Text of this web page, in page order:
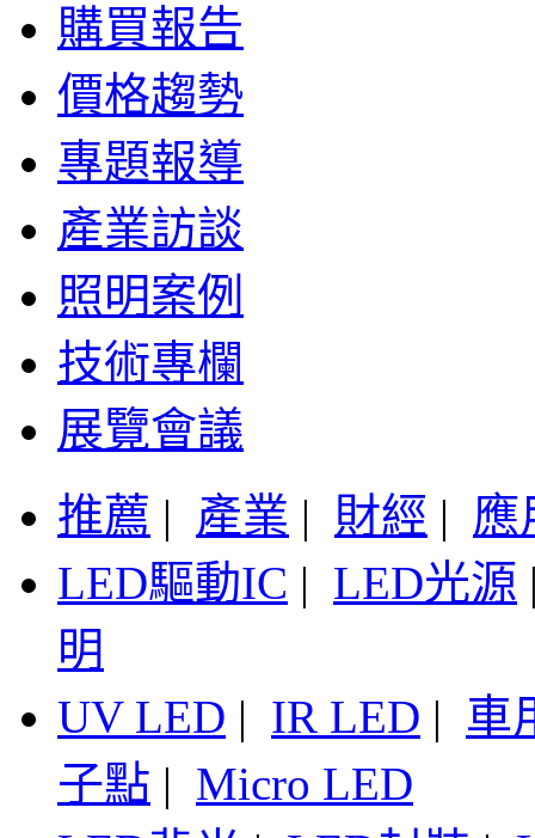
購買報告
價格趨勢
專題報導
產業訪談
照明案例
技術專欄
展覽會議
推薦 | 產業 | 財經 | 應
LED驅動IC | LED光源
明
UV LED | IR LED | 車
子點 | Micro LED